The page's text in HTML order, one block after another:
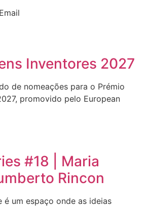
Email
Inventores 2027
de nomeações para o Prémio
promovido pelo European
#18 | Maria
Rincon
é um espaço onde as ideias